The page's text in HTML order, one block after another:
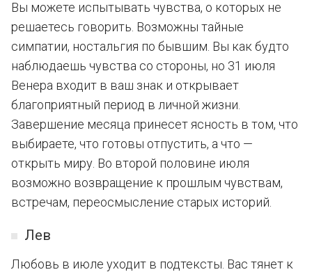
Вы можете испытывать чувства, о которых не
решаетесь говорить. Возможны тайные
симпатии, ностальгия по бывшим. Вы как будто
наблюдаешь чувства со стороны, но 31 июля
Венера входит в ваш знак и открывает
благоприятный период в личной жизни.
Завершение месяца принесет ясность в том, что
выбираете, что готовы отпустить, а что —
открыть миру. Во второй половине июля
возможно возвращение к прошлым чувствам,
встречам, переосмысление старых историй.
Лев
Любовь в июле уходит в подтексты. Вас тянет к